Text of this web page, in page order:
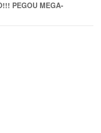
PEGOU MEGA-